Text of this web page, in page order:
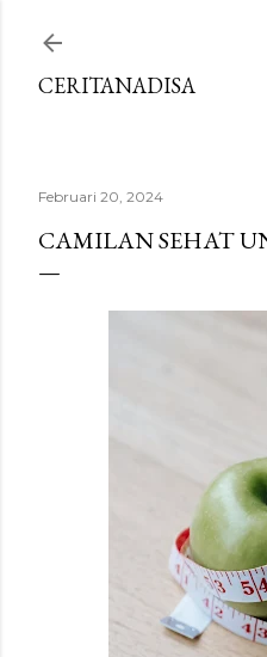
CERITANADISA
Februari 20, 2024
CAMILAN SEHAT